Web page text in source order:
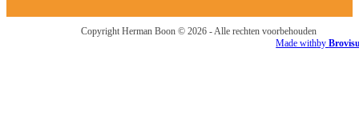
Copyright Herman Boon © 2026 - Alle rechten voorbehouden
Made withby